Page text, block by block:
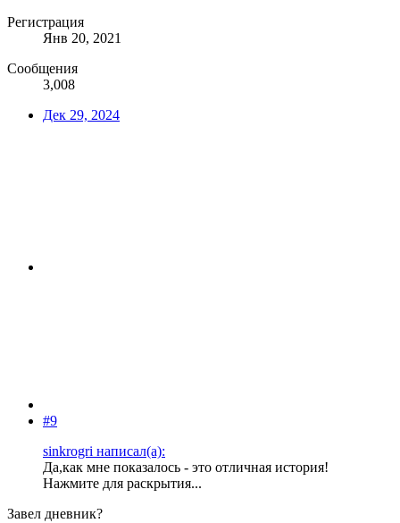
Регистрация
Янв 20, 2021
Сообщения
3,008
Дек 29, 2024
#9
sinkrogri написал(а):
Да,как мне показалось - это отличная история!
Нажмите для раскрытия...
Завел дневник?